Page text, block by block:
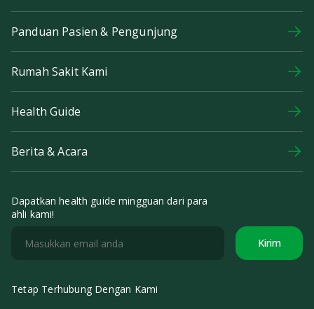
Panduan Pasien & Pengunjung
Rumah Sakit Kami
Health Guide
Berita & Acara
Dapatkan health guide mingguan dari para
ahli kami!
Kirim
Tetap Terhubung Dengan Kami